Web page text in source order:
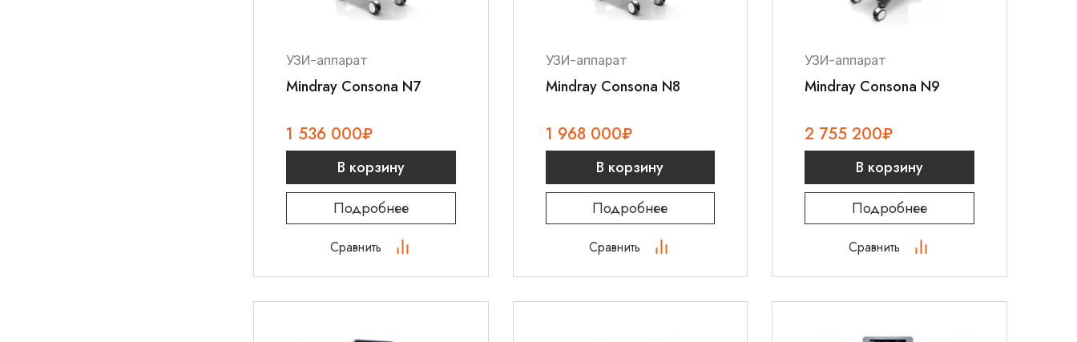
УЗИ-аппарат
Mindray Consona N7
1 536 000₽
В корзину
Подробнее
Сравнить
УЗИ-аппарат
Mindray Consona N8
1 968 000₽
В корзину
Подробнее
Сравнить
УЗИ-аппарат
Mindray Consona N9
2 755 200₽
В корзину
Подробнее
Сравнить